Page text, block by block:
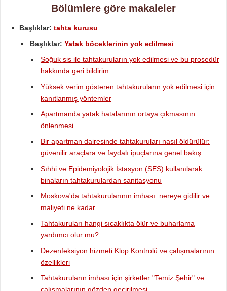
Bölümlere göre makaleler
Başlıklar: tahta kurusu
Başlıklar: Yatak böceklerinin yok edilmesi
Soğuk sis ile tahtakuruların yok edilmesi ve bu prosedür
hakkında geri bildirim
Yüksek verim gösteren tahtakuruların yok edilmesi için
kanıtlanmış yöntemler
Apartmanda yatak hatalarının ortaya çıkmasının
önlenmesi
Bir apartman dairesinde tahtakuruları nasıl öldürülür:
güvenilir araçlara ve faydalı ipuçlarına genel bakış
Sıhhi ve Epidemiyolojik İstasyon (SES) kullanılarak
binaların tahtakurulardan sanitasyonu
Moskova'da tahtakurularının imhası: nereye gidilir ve
maliyeti ne kadar
Tahtakuruları hangi sıcaklıkta ölür ve buharlama
yardımcı olur mu?
Dezenfeksiyon hizmeti Klop Kontrolü ve çalışmalarının
özellikleri
Tahtakuruların imhası için şirketler "Temiz Şehir" ve